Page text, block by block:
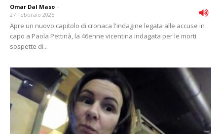
Omar Dal Maso -
27 Febbraio 2025
Apre un nuovo capitolo di cronaca l'indagine legata alle accuse in
capo a Paola Pettinà, la 46enne vicentina indagata per le morti
sospette di...